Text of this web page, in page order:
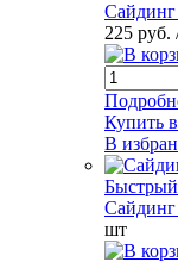
Сайдинг
225 руб.
Купить
В
Сайдинг
шт